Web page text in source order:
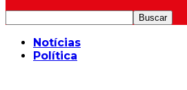
Notícias
Política